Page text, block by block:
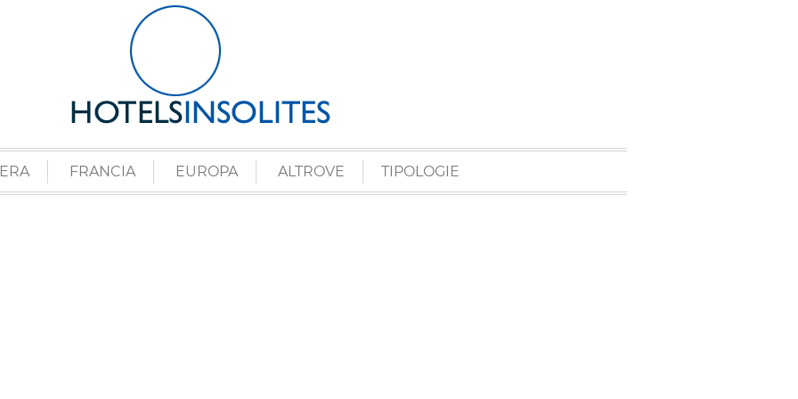
FRANCIA EUROPA ALTROVE TIPOLOGIE